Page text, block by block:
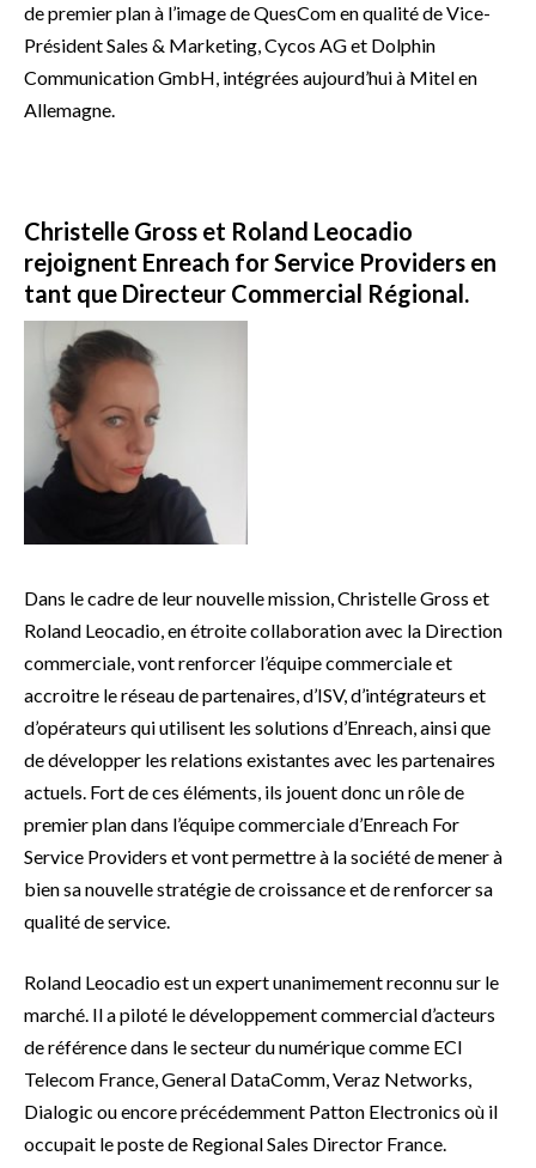
de premier plan à l’image de QuesCom en qualité de Vice-
Président Sales & Marketing, Cycos AG et Dolphin
Communication GmbH, intégrées aujourd’hui à Mitel en
Allemagne.
Christelle Gross et Roland Leocadio
rejoignent Enreach for Service Providers en
tant que Directeur Commercial Régional.
Dans le cadre de leur nouvelle mission, Christelle Gross et
Roland Leocadio, en étroite collaboration avec la Direction
commerciale, vont renforcer l’équipe commerciale et
accroitre le réseau de partenaires, d’ISV, d’intégrateurs et
d’opérateurs qui utilisent les solutions d’Enreach, ainsi que
de développer les relations existantes avec les partenaires
actuels. Fort de ces éléments, ils jouent donc un rôle de
premier plan dans l’équipe commerciale d’Enreach For
Service Providers et vont permettre à la société de mener à
bien sa nouvelle stratégie de croissance et de renforcer sa
qualité de service.
Roland Leocadio est un expert unanimement reconnu sur le
marché. Il a piloté le développement commercial d’acteurs
de référence dans le secteur du numérique comme ECI
Telecom France, General DataComm, Veraz Networks,
Dialogic ou encore précédemment Patton Electronics où il
occupait le poste de Regional Sales Director France.